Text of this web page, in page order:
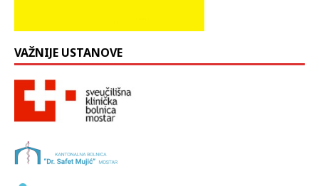
VAŽNIJE USTANOVE